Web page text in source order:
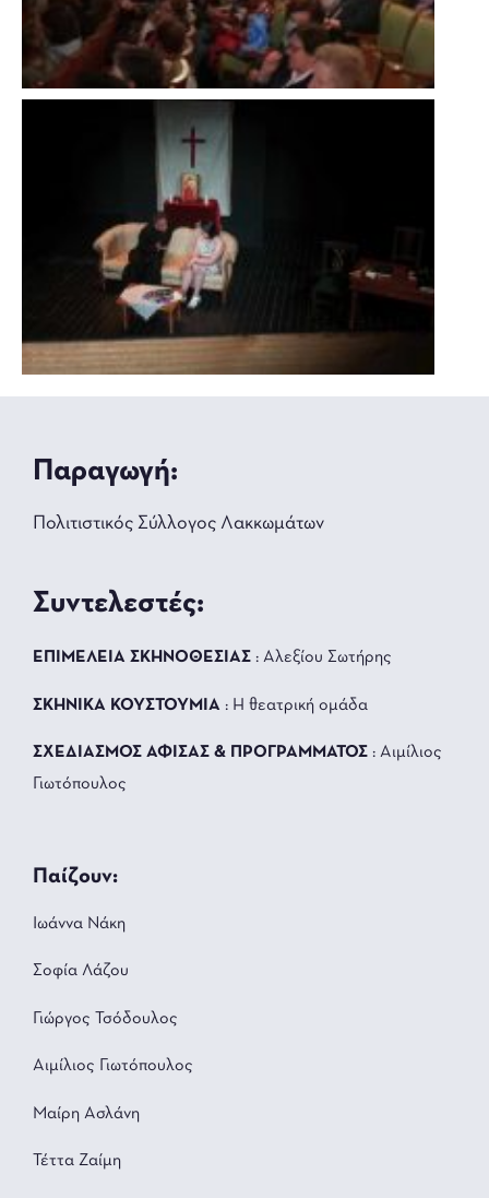
Παραγωγή:
Πολιτιστικός Σύλλογος Λακκωμάτων
Συντελεστές:
ΕΠΙΜΕΛΕΙΑ ΣΚΗΝΟΘΕΣΙΑΣ : Αλεξίου Σωτήρης
ΣΚΗΝΙΚΑ ΚΟΥΣΤΟΥΜΙΑ : Η θεατρική ομάδα
ΣΧΕΔΙΑΣΜΟΣ ΑΦΙΣΑΣ & ΠΡΟΓΡΑΜΜΑΤΟΣ : Αιμίλιος
Γιωτόπουλος
Παίζουν:
Ιωάννα Νάκη
Σοφία Λάζου
Γιώργος Τσόδουλος
Αιμίλιος Γιωτόπουλος
Μαίρη Ασλάνη
Τέττα Ζαίμη